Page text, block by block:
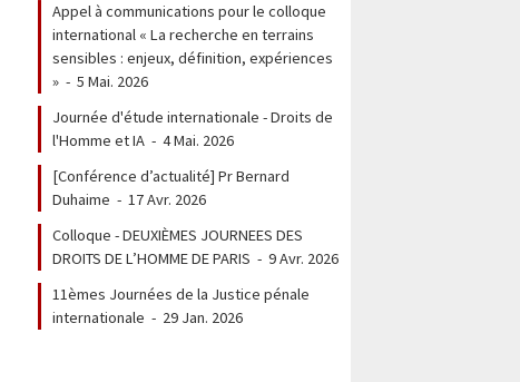
Appel à communications pour le colloque
international « La recherche en terrains
sensibles : enjeux, définition, expériences
» -5 Mai. 2026
Journée d'étude internationale - Droits de
l'Homme et IA -4 Mai. 2026
[Conférence d’actualité] Pr Bernard
Duhaime -17 Avr. 2026
Colloque - DEUXIÈMES JOURNEES DES
DROITS DE L’HOMME DE PARIS -9 Avr. 2026
11èmes Journées de la Justice pénale
internationale - 29 Jan. 2026